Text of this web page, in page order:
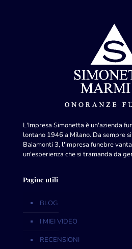
L'Impresa Simonetta è un'azienda
lontano 1946 a Milano. Da sempre
Baiamonti 3, l'impresa funebre
un'esperienza che si tramanda da
Pagine utili
BLOG
I MIEI VIDEO
RECENSIONI